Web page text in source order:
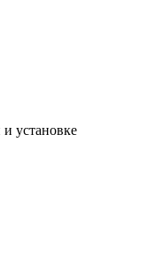
установке